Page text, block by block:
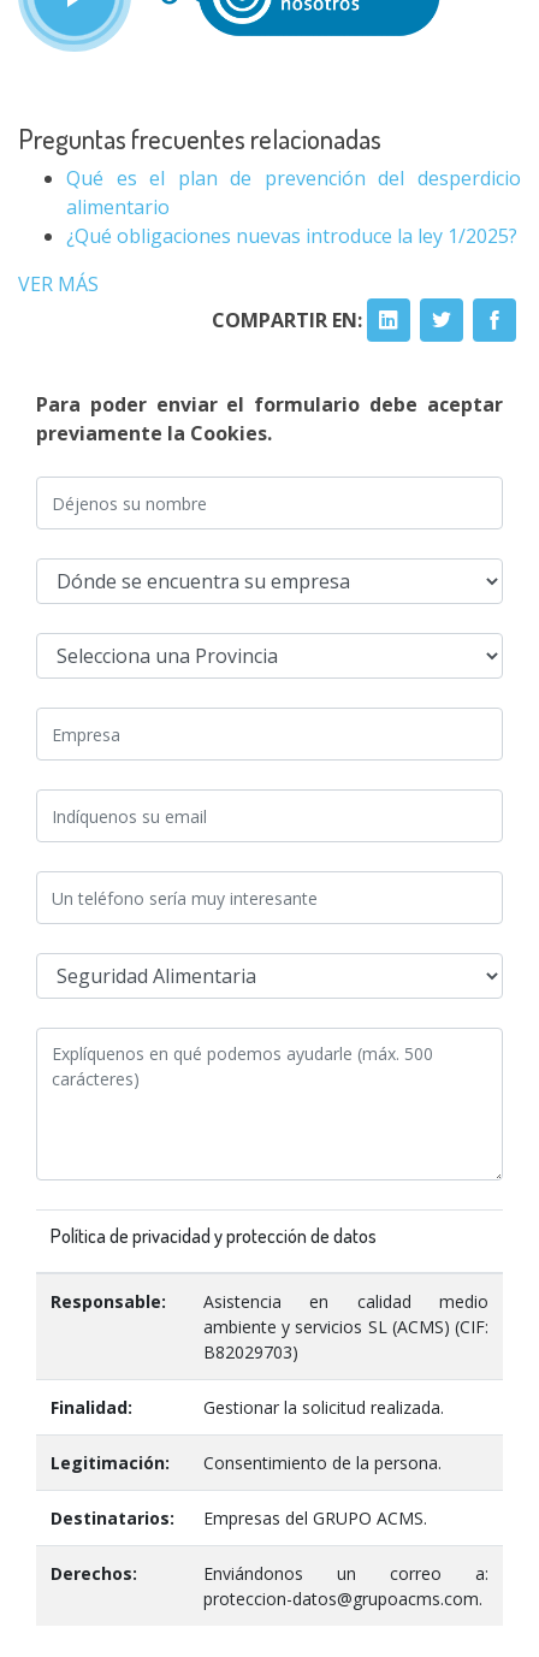
Preguntas frecuentes relacionadas
Qué es el plan de prevención del desperdicio
alimentario
¿Qué obligaciones nuevas introduce la ley 1/2025?
VER MÁS
COMPARTIR EN:
Para poder enviar el formulario debe aceptar
previamente la Cookies.
Política de privacidad y protección de datos
Responsable:
Asistencia en calidad medio
ambiente y servicios SL (ACMS) (CIF:
B82029703)
Finalidad: Gestionar la solicitud realizada.
Legitimación: Consentimiento de la persona.
Destinatarios: Empresas del GRUPO ACMS.
Derechos:
Enviándonos un correo a:
proteccion-datos@grupoacms.com.